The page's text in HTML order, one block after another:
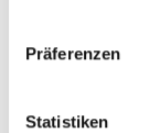
Präferenzen
Statistiken